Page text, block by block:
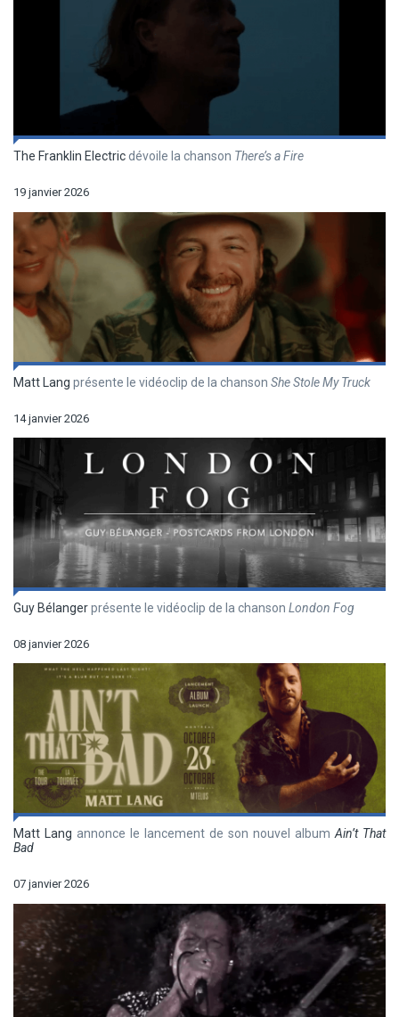
The Franklin Electricdévoile la chanson There’s a Fire
19 janvier 2026
Matt Lang présente le vidéoclip de la chanson She Stole My Truck
14 janvier 2026
Guy Bélangerprésente le vidéoclip de la chanson London Fog
08 janvier 2026
Matt Lang annonce le lancement de son nouvel album Ain’t That
Bad
07 janvier 2026